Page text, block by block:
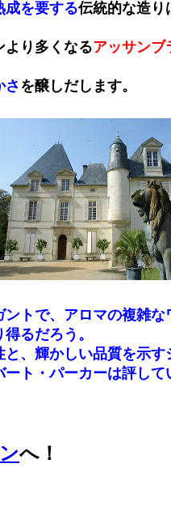
成を要する伝統的な造り
より多くなるアッサンブ
さを醸しだします。
トで、アロマの複雑な
るだろう。
、輝かしい品質を示
ト・パーカーは評して
へ！